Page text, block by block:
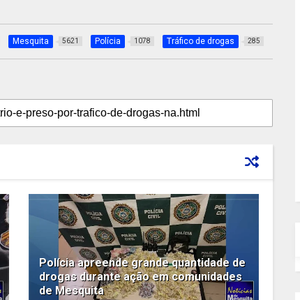
Mesquita 5621 Polícia 1078 Tráfico de drogas 285
Polícia apreende grande quantidade de
drogas durante ação em comunidades
de Mesquita